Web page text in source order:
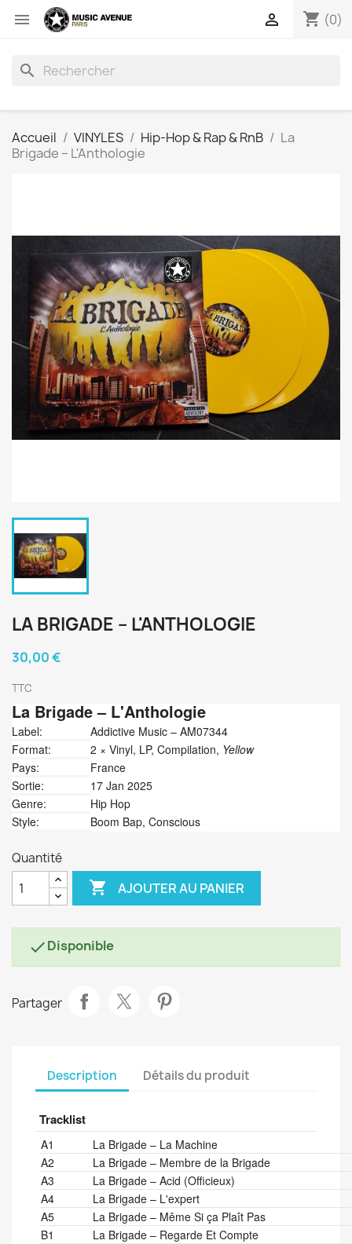
 shopping_cart (0)

search
Accueil VINYLES Hip-Hop & Rap & RnB
La
Brigade ‎– L'Anthologie
LA BRIGADE ‎– L'ANTHOLOGIE
30,00 €
TTC
La Brigade‎– L'Anthologie
Label:
Addictive Music ‎– AM07344
Format:
2 × Vinyl, LP, Compilation, Yellow
Pays:
France
Sortie:
17 Jan 2025
Genre:
Hip Hop
Style:
Boom Bap, Conscious
Quantité
 AJOUTER AU PANIER
Disponible
Partager
Description Détails du produit
Tracklist
Position ArtistsTitle/CreditsDuration
A1 –
La Brigade
La Machine
A2
–
La Brigade
Membre de la Brigade
A3
–
La Brigade
Acid (Officieux)
A4
–
La Brigade
L'expert
A5
–
La Brigade
Même Si ça Plaît Pas
B1
–
La Brigade
Regarde Et Compte